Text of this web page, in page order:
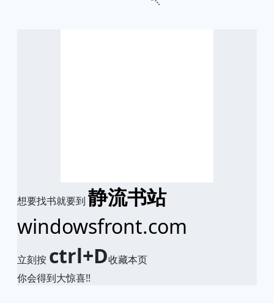
想要找书就要到 静流书站
windowsfront.com
立刻按 ctrl+D收藏本页
你会得到大惊喜!!